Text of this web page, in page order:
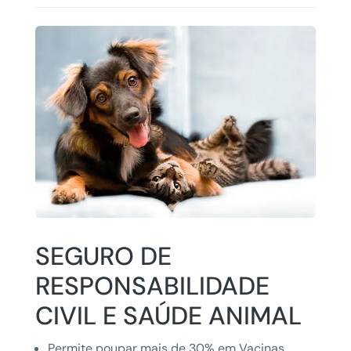
SEGURO DE
RESPONSABILIDADE
CIVIL E SAÚDE ANIMAL